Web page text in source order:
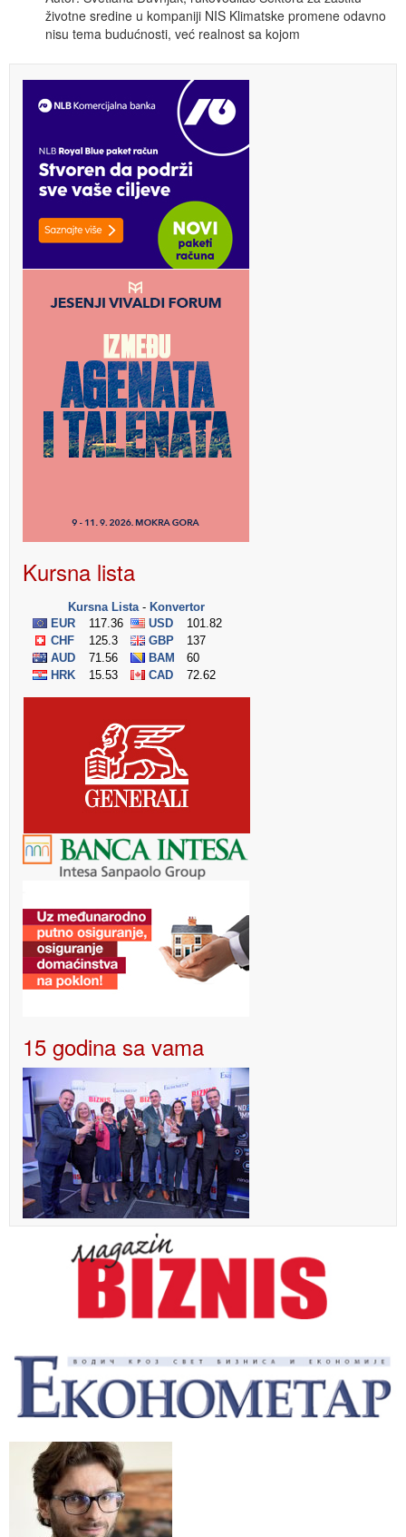
životne sredine u kompaniji NIS Klimatske promene odavno
nisu tema budućnosti, već realnost sa kojom
Kursna lista
15 godina sa vama